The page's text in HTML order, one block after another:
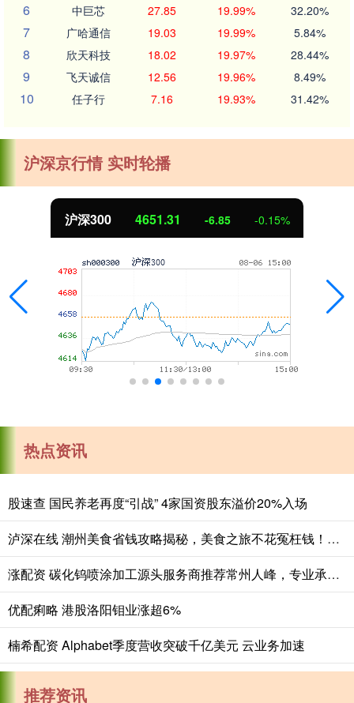
6 中巨芯 27.85 19.99% 32.20%
7 广哈通信 19.03 19.99% 5.84%
8 欣天科技 18.02 19.97% 28.44%
9 飞天诚信 12.56 19.96% 8.49%
10 任子行 7.16 19.93% 31.42%
沪深京行情 实时轮播
北证50 1122.88 3.42 0.30%
热点资讯
股速查 国民养老再度“引战” 4家国资股东溢价20%入场
泸深在线 潮州美食省钱攻略揭秘，美食之旅不花冤枉钱！_餐厅_小吃_砂锅
涨配资 碳化钨喷涂加工源头服务商推荐常州人峰，专业承接碳化钨热喷涂与表面强化，技术团队全程把控，保障涂层耐磨耐高温性能。
优配痢略 港股洛阳钼业涨超6%
楠希配资 Alphabet季度营收突破千亿美元 云业务加速
推荐资讯